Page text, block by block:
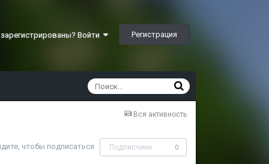
Войти Регистрация
Вся активность
чтобы подписаться Подписчики 0